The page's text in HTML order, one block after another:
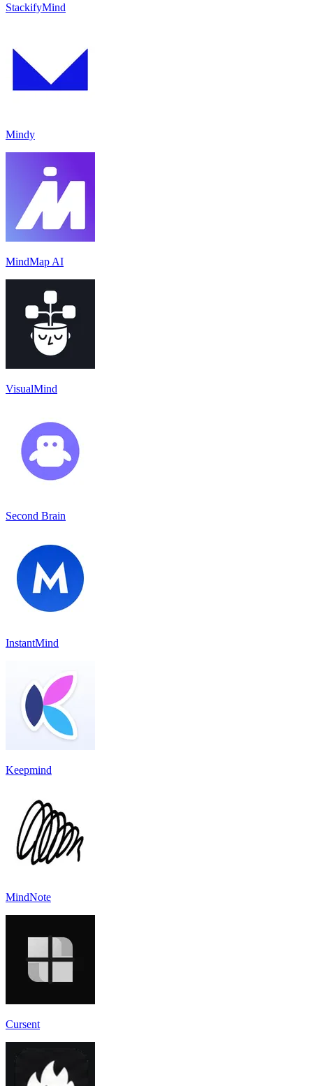
StackifyMind
Mindy
MindMap AI
VisualMind
Second Brain
InstantMind
Keepmind
MindNote
Cursent